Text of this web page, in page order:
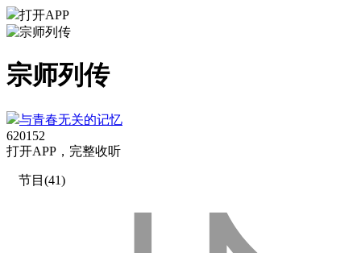
打开APP
宗师列传
与青春无关的记忆
6201 52
打开APP，完整收听
节目(41)